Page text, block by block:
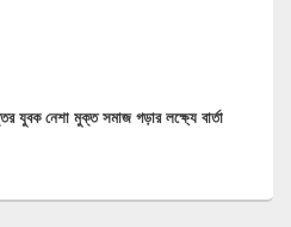
যুবক নেশা মুক্ত সমাজ গড়ার লক্ষ্যে বার্তা